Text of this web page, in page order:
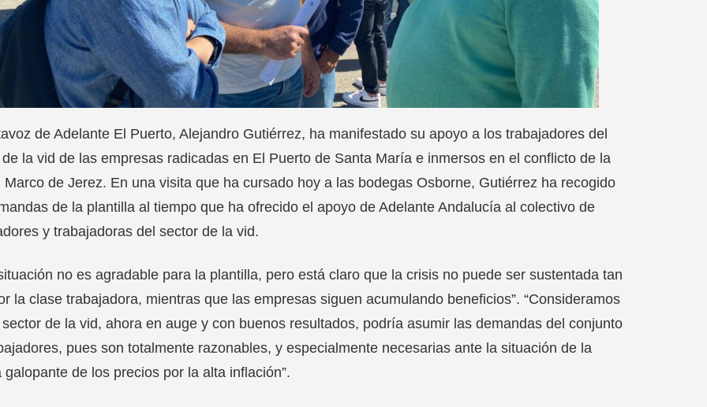
de Adelante El Puerto, Alejandro Gutiérrez, ha manifestado su apoyo a los trabajadores del
la vid de las empresas radicadas en El Puerto de Santa María e inmersos en el conflicto de la
Marco de Jerez. En una visita que ha cursado hoy a las bodegas Osborne, Gutiérrez ha recogido
de la plantilla al tiempo que ha ofrecido el apoyo de Adelante Andalucía al colectivo de
y trabajadoras del sector de la vid.
no es agradable para la plantilla, pero está claro que la crisis no puede ser sustentada tan
la clase trabajadora, mientras que las empresas siguen acumulando beneficios”. “Consideramos
de la vid, ahora en auge y con buenos resultados, podría asumir las demandas del conjunto
pues son totalmente razonables, y especialmente necesarias ante la situación de la
galopante de los precios por la alta inflación”.